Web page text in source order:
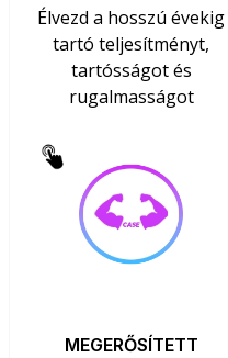
Élvezd a hosszú évekig
tartó teljesítményt,
tartósságot és
rugalmasságot
MEGERŐSÍTETT